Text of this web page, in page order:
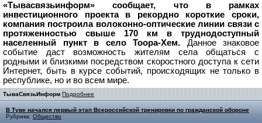
«Тывасвязьинформ» сообщает, что в рамках
инвестиционного проекта в рекордно короткие сроки,
компания построила волоконно-оптические линии связи с
протяженностью свыше 170 км в труднодоступный
населенный пункт в село Тоора-Хем. Данное знаковое
событие даст возможность жителям села общаться с
родными и близкими посредством скоростного доступа к сети
Интернет, быть в курсе событий, происходящих не только в
республике, но и во всем мире.
ТываСвязьИнформ Подробнее
В Туве начался первый этап Всероссийской тренировки по гражданской обороне
Рубрика: Общество